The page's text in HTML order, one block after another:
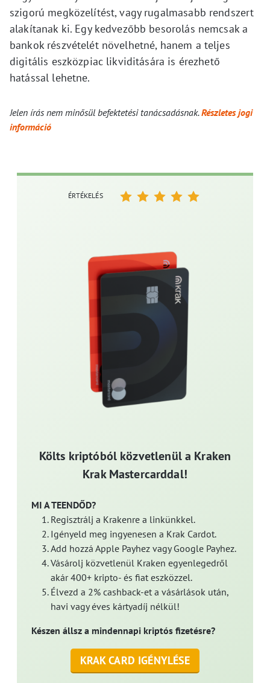
szigorú megközelítést, vagy rugalmasabb rendszert
alakítanak ki. Egy kedvezőbb besorolás nemcsak a
bankok részvételét növelhetné, hanem a teljes
digitális eszközpiac likviditására is érezhető
hatással lehetne.
Jelen írás nem minősül befektetési tanácsadásnak.Részletes jogi
információ
Költs kriptóból közvetlenül a Kraken
Krak Mastercarddal!
MI A TEENDŐD?
Regisztrálj a Krakenre a linkünkkel.
Igényeld meg ingyenesen a Krak Cardot.
Add hozzá Apple Payhez vagy Google Payhez.
Vásárolj közvetlenül Kraken egyenlegedről
akár 400+ kripto- és fiat eszközzel.
Élvezd a 2% cashback-et a vásárlások után,
havi vagy éves kártyadíj nélkül!
Készen állsz a mindennapi kriptós fizetésre?
KRAK CARD IGÉNYLÉSE
ÉRTÉKELÉS